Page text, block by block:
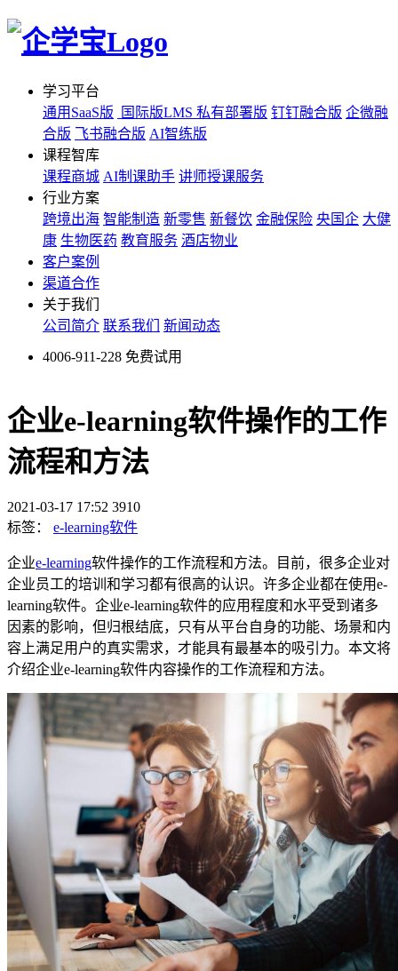
学习平台
通用SaaS版
国际版LMS 私有部署版 钉钉融合版 企微融
合版 飞书融合版 AI智练版
课程智库
课程商城 AI制课助手 讲师授课服务
行业方案
跨境出海 智能制造 新零售 新餐饮 金融保险 央国企 大健
康 生物医药 教育服务 酒店物业
客户案例
渠道合作
关于我们
公司简介 联系我们 新闻动态
4006-911-228 免费试用
企业e-learning软件操作的工作
流程和方法
2021-03-17 17:52 3910
标签：
e-learning软件
企业e-learning软件操作的工作流程和方法。目前，很多企业对
企业员工的培训和学习都有很高的认识。许多企业都在使用e-
learning软件。企业e-learning软件的应用程度和水平受到诸多
因素的影响，但归根结底，只有从平台自身的功能、场景和内
容上满足用户的真实需求，才能具有最基本的吸引力。本文将
介绍企业e-learning软件内容操作的工作流程和方法。